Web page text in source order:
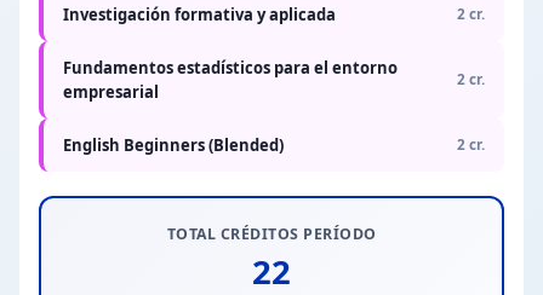
Investigación formativa y aplicada 2 cr.
Fundamentos estadísticos para el entorno
empresarial
2 cr.
English Beginners (Blended) 2 cr.
TOTAL CRÉDITOS PERÍODO
22